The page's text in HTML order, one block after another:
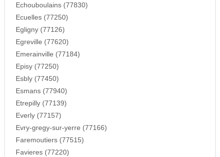
Echouboulains (77830)
Ecuelles (77250)
Egligny (77126)
Egreville (77620)
Emerainville (77184)
Episy (77250)
Esbly (77450)
Esmans (77940)
Etrepilly (77139)
Everly (77157)
Evry-gregy-sur-yerre (77166)
Faremoutiers (77515)
Favieres (77220)